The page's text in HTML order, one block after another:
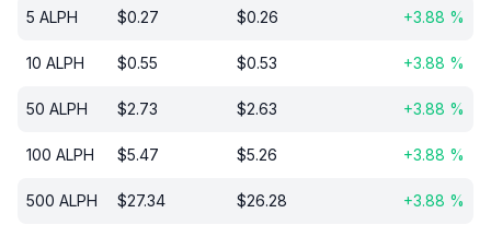
5 ALPH $0.27 $0.26 +3.88 %
10 ALPH $0.55 $0.53 +3.88 %
50 ALPH $2.73 $2.63 +3.88 %
100 ALPH $5.47 $5.26 +3.88 %
500 ALPH $27.34 $26.28 +3.88 %